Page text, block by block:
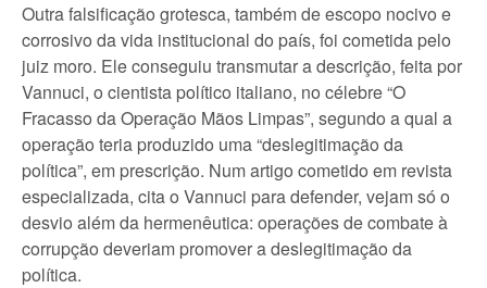
Outra falsificação grotesca, também de escopo nocivo e
corrosivo da vida institucional do país, foi cometida pelo
juiz moro. Ele conseguiu transmutar a descrição, feita por
Vannuci, o cientista político italiano, no célebre “O
Fracasso da Operação Mãos Limpas”, segundo a qual a
operação teria produzido uma “deslegitimação da
política”, em prescrição. Num artigo cometido em revista
especializada, cita o Vannuci para defender, vejam só o
desvio além da hermenêutica: operações de combate à
corrupção deveriam promover a deslegitimação da
política.